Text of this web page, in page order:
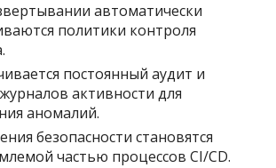
автоматически
политики контроля
постоянный аудит и
активности для
аномалий.
безопасности становятся
частью процессов CI/CD.